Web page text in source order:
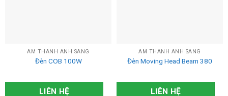
ÂM THANH ÁNH SÁNG
Đèn COB 100W
LIÊN HỆ
ÂM THANH ÁNH SÁNG
Đèn Moving Head Beam 380
LIÊN HỆ